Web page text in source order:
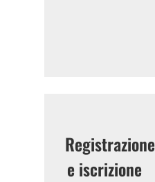
Registrazione
e iscrizione